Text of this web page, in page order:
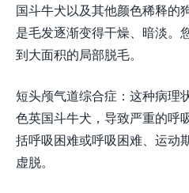
国斗牛犬以及其他颜色稀释的
是毛发逐渐变得干燥、暗淡。
到大面积的局部脱毛。
短头颅气道综合症：这种病理
色英国斗牛犬，导致严重的呼
括呼吸困难或呼吸困难、运动
虚脱。